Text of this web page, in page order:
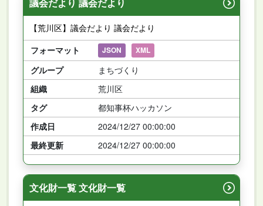
【荒川区】議会だより 議会だより
フォーマット
JSON XML
グループ
まちづくり
組織
荒川区
タグ
都知事杯ハッカソン
作成日
2024/12/27 00:00:00
最終更新
2024/12/27 00:00:00
文化財一覧 文化財一覧